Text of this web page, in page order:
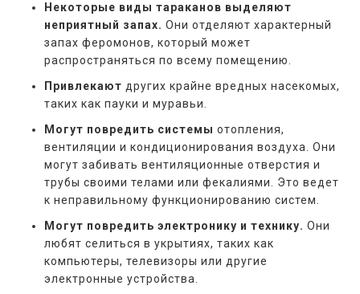
Некоторые виды тараканов выделяют
неприятный запах. Они отделяют характерный
запах феромонов, который может
распространяться по всему помещению.
Привлекают других крайне вредных насекомых,
таких как пауки и муравьи.
Могут повредить системы отопления,
вентиляции и кондиционирования воздуха. Они
могут забивать вентиляционные отверстия и
трубы своими телами или фекалиями. Это ведет
к неправильному функционированию систем.
Могут повредить электронику и технику. Они
любят селиться в укрытиях, таких как
компьютеры, телевизоры или другие
электронные устройства.